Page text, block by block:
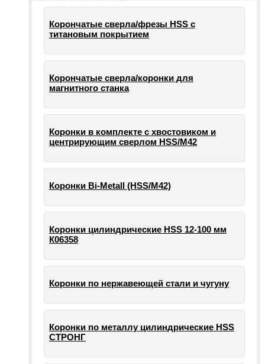
Корончатые сверла/фрезы HSS c
титановым покрытием
Корончатые сверла/коронки для
магнитного станка
Коронки в комплекте с хвостовиком и
центрирующим сверлом HSS/М42
Коронки Bi-Metall (HSS/М42)
Коронки цилиндрические HSS 12-100 мм
К06358
Коронки по нержавеющей стали и чугуну
Коронки по металлу цилиндрические HSS
СТРОНГ